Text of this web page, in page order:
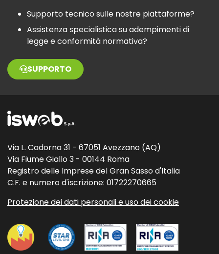
Supporto tecnico sulle nostre piattaforme?
Assistenza specialistica su adempimenti di
legge e conformità normativa?
SUPPORTO
Via L. Cadorna 31 - 67051 Avezzano (AQ)
Via Fiume Giallo 3 - 00144 Roma
Registro delle Imprese del Gran Sasso d'Italia
C.F. e numero d'iscrizione: 01722270665
Protezione dei dati personali e uso dei cookie